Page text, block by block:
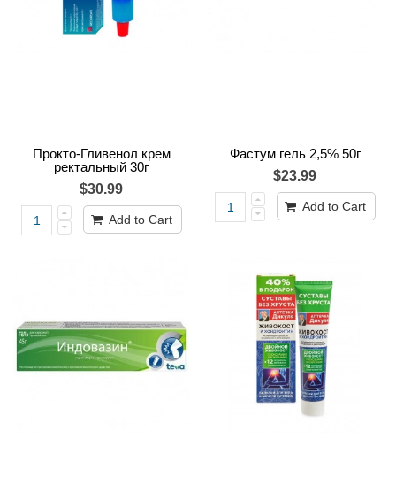
Прокто-Гливенол крем
ректальный 30г
$30.99
Add to Cart
Фастум гель 2,5% 50г
$23.99
Add to Cart